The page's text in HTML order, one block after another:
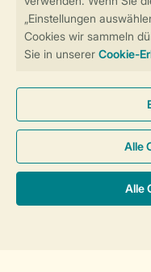
Cookies
© 2026